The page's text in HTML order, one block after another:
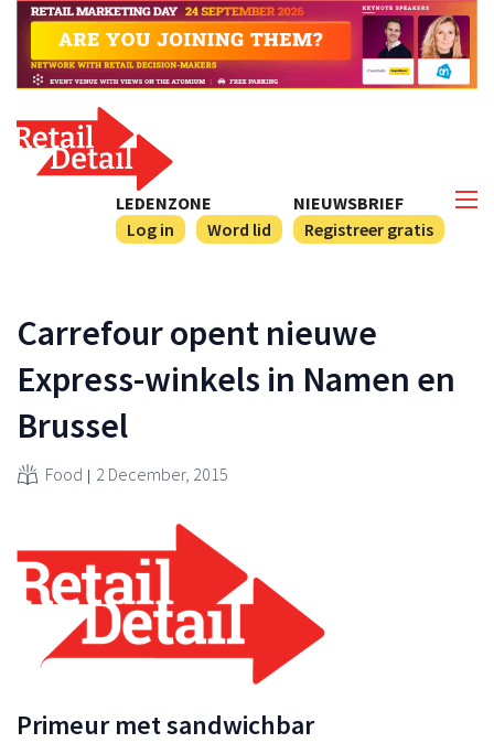
NIEUWSBRIEF
Registreer gratis
LEDENZONE
Log in
Word lid
Carrefour opent nieuwe
Express-winkels in Namen en
Brussel
Food 2 December, 2015
Primeur met sandwichbar